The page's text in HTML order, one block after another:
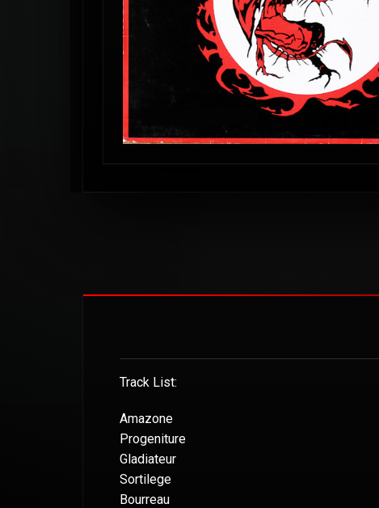
Track List:
Amazone
Progeniture
Gladiateur
Sortilege
Bourreau